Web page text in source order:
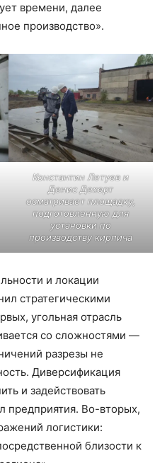
времени, далее
производство».
Константин Летуев и
Денис Дехерт
осматривает площадку,
подготовленную для
установки по
производству кирпича
и локации
стратегическими
угольная отрасль
со сложностями —
разрезы не
Диверсификация
и задействовать
Во-вторых,
логистики:
близости к